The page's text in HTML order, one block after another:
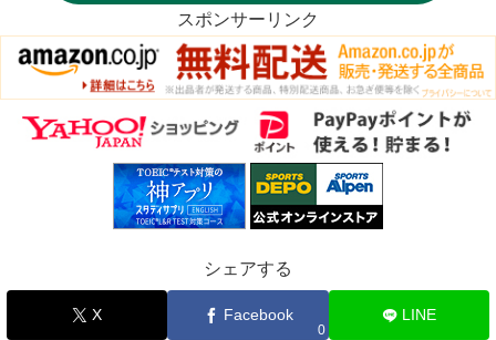
スポンサーリンク
シェアする
X Facebook
0
LINE